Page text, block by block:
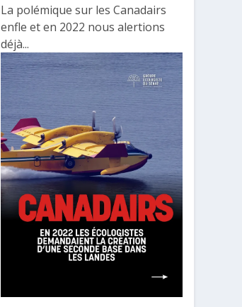
La polémique sur les Canadairs
enfle et en 2022 nous alertions
déjà...